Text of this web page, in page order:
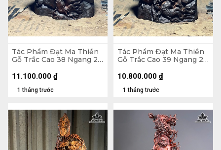
Tác Phẩm Đạt Ma Thiền
Gỗ Trắc Cao 38 Ngang 23
1 tháng trước
11.100.000 ₫
Tác Phẩm Đạt Ma Thiền
Gỗ Trắc Cao 39 Ngang 22
1 tháng trước
10.800.000 ₫